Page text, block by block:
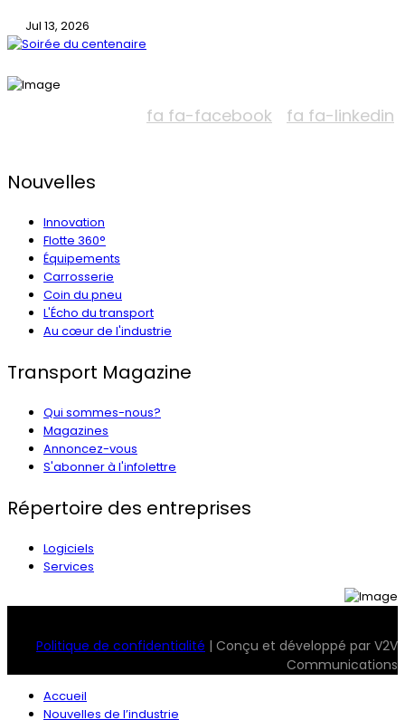
Jul 13, 2026
fa fa-facebook fa fa-linkedin
Nouvelles
Innovation
Flotte 360°
Équipements
Carrosserie
Coin du pneu
L'Écho du transport
Au cœur de l'industrie
Transport Magazine
Qui sommes-nous?
Magazines
Annoncez-vous
S'abonner à l'infolettre
Répertoire des entreprises
Logiciels
Services
Politique de confidentialité | Conçu et développé par V2V
Communications
Accueil
Nouvelles de l’industrie